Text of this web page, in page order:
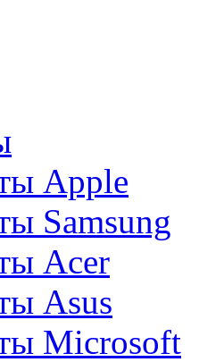
Apple
Samsung
Acer
Asus
Microsoft